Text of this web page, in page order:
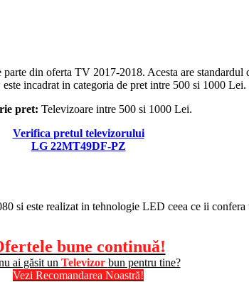
din oferta TV 2017-2018. Acesta are standardul
incadrat in categoria de pret intre 500 si 1000 Lei.
pret: Televizoare intre 500 si 1000 Lei.
Verifica pretul televizorului
LG 22MT49DF-PZ
si este realizat in tehnologie LED ceea ce ii
bune continuă!
ai găsit un Televizor bun pentru tine?
Vezi Recomandarea Noastră!